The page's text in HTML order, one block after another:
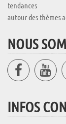
tendances
autour des thèmes
NOUS
INFOS